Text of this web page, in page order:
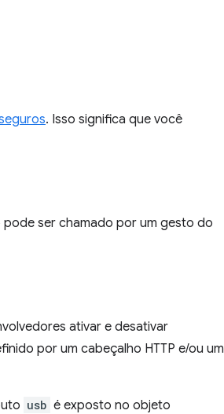
. Isso significa que você
pode ser chamado por um gesto do
ativar e desativar
por um cabeçalho HTTP e/ou um
usb é exposto no objeto